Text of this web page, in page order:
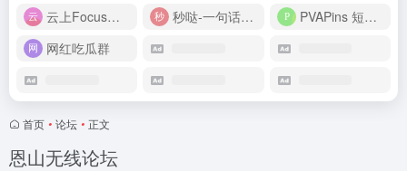
云上Focus接码平台
秒哒-一句话做应用
PVAPins 短信接码平台
网红吃瓜群
首页 • 论坛 • 正文
恩山无线论坛